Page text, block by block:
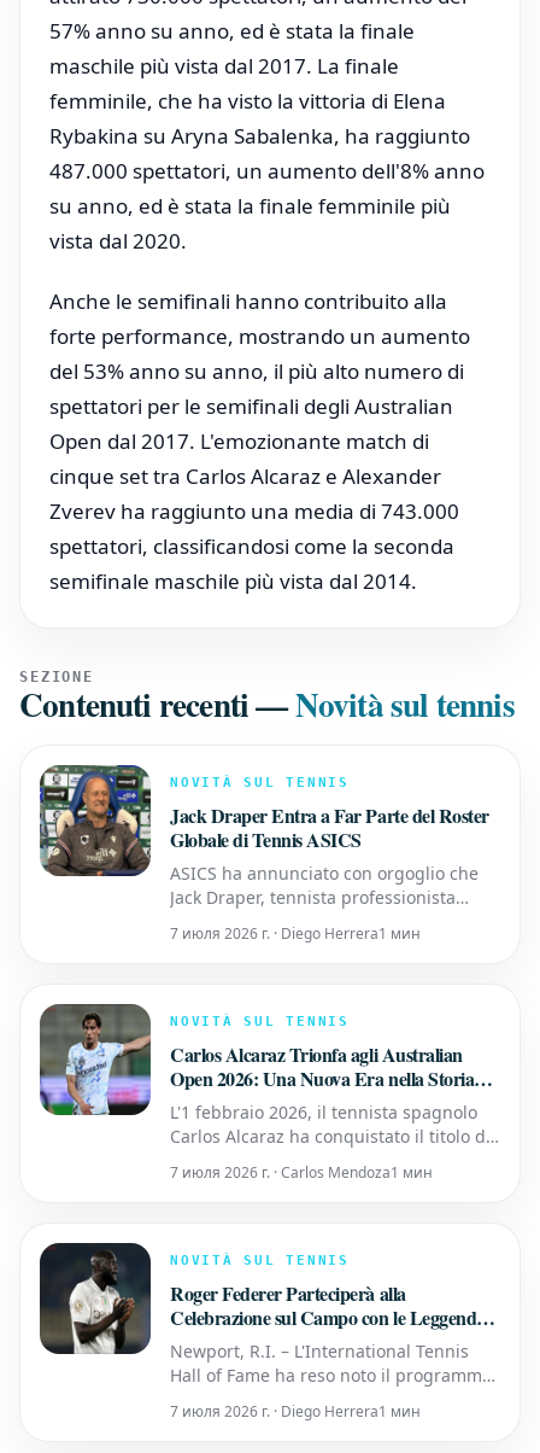
57% anno su anno, ed è stata la finale
maschile più vista dal 2017. La finale
femminile, che ha visto la vittoria di Elena
Rybakina su Aryna Sabalenka, ha raggiunto
487.000 spettatori, un aumento dell'8% anno
su anno, ed è stata la finale femminile più
vista dal 2020.
Anche le semifinali hanno contribuito alla
forte performance, mostrando un aumento
del 53% anno su anno, il più alto numero di
spettatori per le semifinali degli Australian
Open dal 2017. L'emozionante match di
cinque set tra Carlos Alcaraz e Alexander
Zverev ha raggiunto una media di 743.000
spettatori, classificandosi come la seconda
semifinale maschile più vista dal 2014.
SEZIONE
Contenuti recenti—Novità sul tennis
NOVITÀ SUL TENNIS
Jack Draper Entra a Far Parte del Roster
Globale di Tennis ASICS
ASICS ha annunciato con orgoglio che
Jack Draper, tennista professionista
britannico e una delle stelle emergenti
del panorama tennistico mondiale, è
scarpe da tennis della serie SOLUTION
7 июля 2026 г. · Diego Herrera1 мин
NOVITÀ SUL TENNIS
Carlos Alcaraz Trionfa agli Australian
Open 2026: Una Nuova Era nella Storia
del Tennis
L'1 febbraio 2026, il tennista spagnolo
Carlos Alcaraz ha conquistato il titolo di
singolare maschile agli Australian Open,
superando Novak Djokovic in una finale
Melbourne, Alcaraz ha raggiunto un
7 июля 2026 г. · Carlos Mendoza1 мин
NOVITÀ SUL TENNIS
Roger Federer Parteciperà alla
Celebrazione sul Campo con le Leggende
del Tennis durante il Weekend di Induzione
della Classe 2026
Newport, R.I. – L'International Tennis
Hall of Fame ha reso noto il programma
per la Celebrazione dell'Induzione del
2026, che si svolgerà dal 27 al 29 agosto.
7 июля 2026 г. · Diego Herrera1 мин